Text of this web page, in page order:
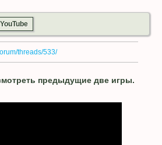
threads/533/
предыдущие две игры.